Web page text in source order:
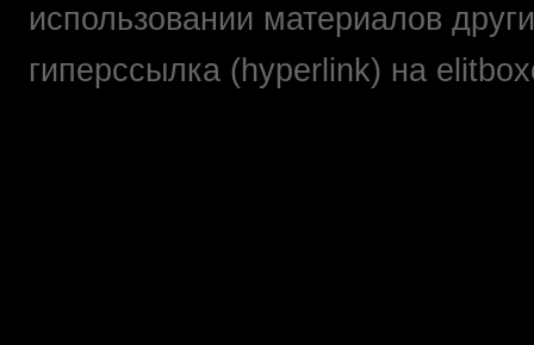
использовании материалов
гиперссылка (hyperlink) на